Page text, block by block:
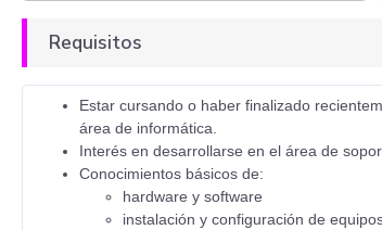
Requisitos
Estar cursando o haber finalizado
área de informática.
Interés en desarrollarse en el área de
Conocimientos básicos de:
hardware y software
instalación y configuración de